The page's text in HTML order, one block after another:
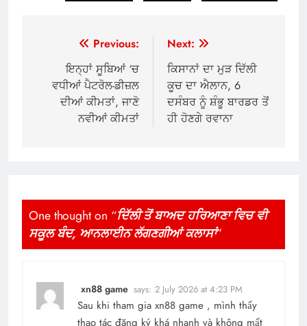
navigation
Previous:
ਇਨ੍ਹਾਂ ਸੂਬਿਆਂ ‘ਚ
ਵਧੀਆਂ ਪੈਟਰੋਲ-ਡੀਜ਼ਲ
ਦੀਆਂ ਕੀਮਤਾਂ, ਜਾਣੋ
ਨਵੀਆਂ ਕੀਮਤਾਂ
Next:
ਕਿਸਾਨਾਂ ਦਾ ਮੁੜ ਦਿੱਲੀ
ਕੂਚ ਦਾ ਐਲਾਨ, 6
ਦਸੰਬਰ ਨੂੰ ਸ਼ੰਭੂ ਬਾਰਡਰ ਤੋਂ
ਹੀ ਹੋਣਗੇ ਰਵਾਨਾ
One thought on “ਦਿੱਲੀ ਤੋਂ ਬਾਅਦ ਹਰਿਆਣਾ ਵਿਚ ਵੀ
ਸਕੂਲ ਬੰਦ, ਆਨਲਾਈਨ ਲੱਗਣਗੀਆਂ ਕਲਾਸਾਂ”
xn88 game says: 2 July 2026 at 4:23 PM
Sau khi tham gia xn88 game , mình thấy
thao tác đăng ký khá nhanh và không mất